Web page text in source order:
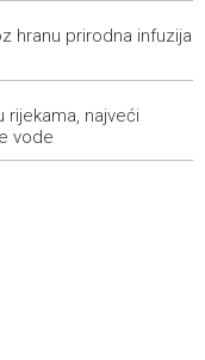
u fokusu
najveći požar u
hranu prirodna infuzija
rijekama, najveći
vode